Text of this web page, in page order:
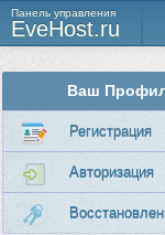
Панель управления
EveHost.ru
Ваш
Регистрация
Авторизация